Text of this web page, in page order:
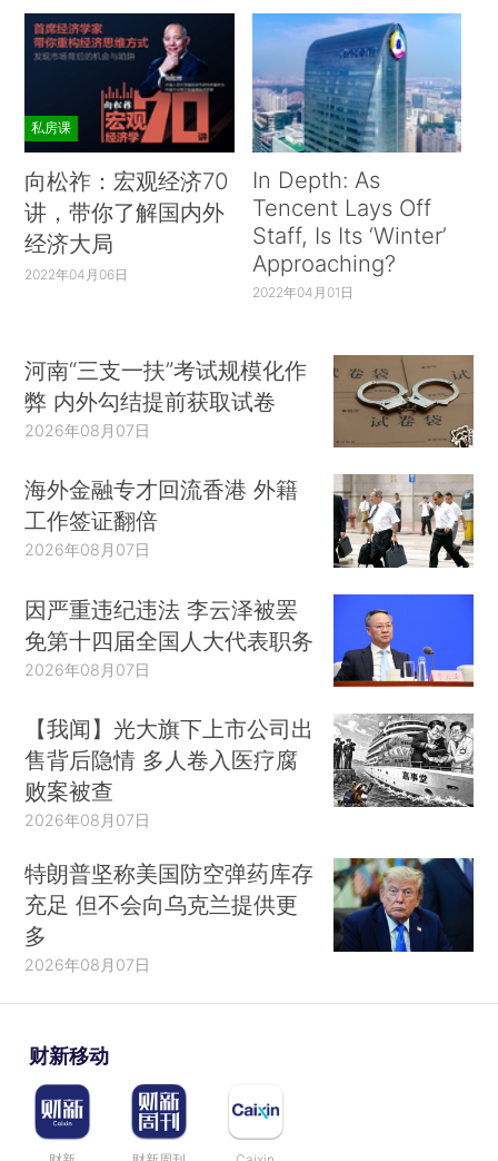
私房课
向松祚：宏观经济70
讲，带你了解国内外
经济大局
2022年04月06日
In Depth: As
Tencent Lays Off
Staff, Is Its ‘Winter’
Approaching?
2022年04月01日
河南“三支一扶”考试规模化作
弊 内外勾结提前获取试卷
2026年08月07日
海外金融专才回流香港 外籍
工作签证翻倍
2026年08月07日
因严重违纪违法 李云泽被罢
免第十四届全国人大代表职务
2026年08月07日
【我闻】光大旗下上市公司出
售背后隐情 多人卷入医疗腐
败案被查
2026年08月07日
特朗普坚称美国防空弹药库存
充足 但不会向乌克兰提供更
多
2026年08月07日
财新移动